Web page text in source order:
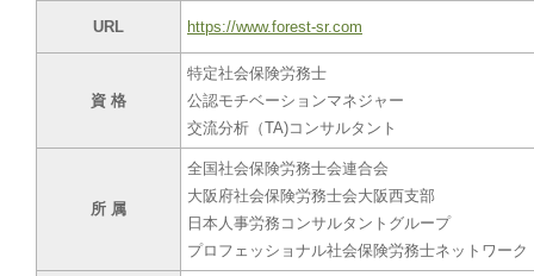
URL https://www.forest-sr.com
資 格
特定社会保険労務士
公認モチベーションマネジャー
交流分析（TA)コンサルタント
所 属
全国社会保険労務士会連合会
大阪府社会保険労務士会大阪西支部
日本人事労務コンサルタントグループ
プロフェッショナル社会保険労務士ネットワーク